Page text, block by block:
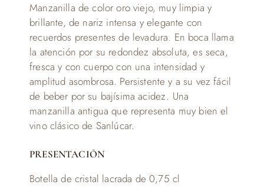
Manzanilla de color oro viejo, muy limpia y
brillante, de nariz intensa y elegante con
recuerdos presentes de levadura. En boca llama
la atención por su redondez absoluta, es seca,
fresca y con cuerpo con una intensidad y
amplitud asombrosa. Persistente y a su vez fácil
de beber por su bajísima acidez. Una
manzanilla antigua que representa muy bien el
vino clásico de Sanlúcar.
PRESENTACIÓN
Botella de cristal lacrada de 0,75 cl